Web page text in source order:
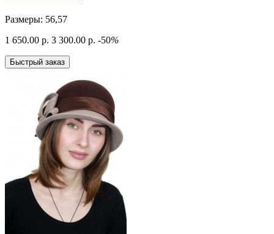
Размеры: 56,57
1 650.00 р. 3 300.00 р. -50%
Быстрый заказ